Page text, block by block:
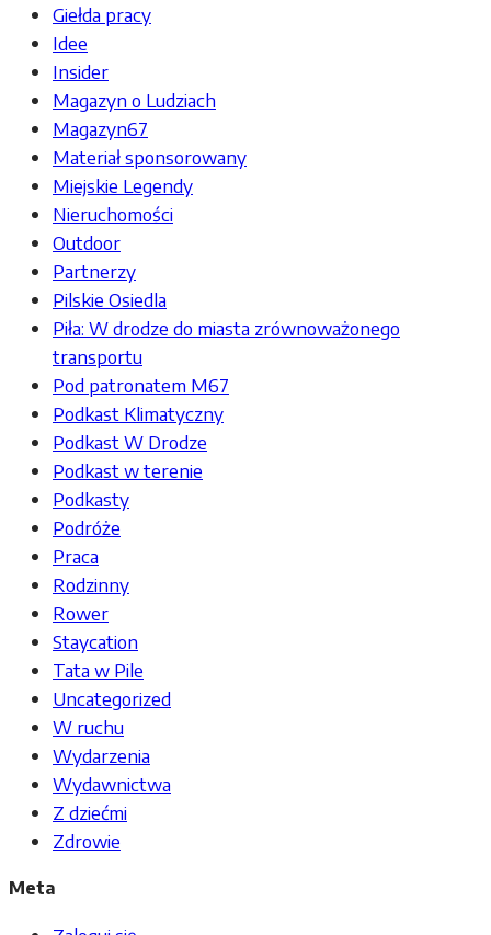
Giełda pracy
Idee
Insider
Magazyn o Ludziach
Magazyn67
Materiał sponsorowany
Miejskie Legendy
Nieruchomości
Outdoor
Partnerzy
Pilskie Osiedla
Piła: W drodze do miasta zrównoważonego
transportu
Pod patronatem M67
Podkast Klimatyczny
Podkast W Drodze
Podkast w terenie
Podkasty
Podróże
Praca
Rodzinny
Rower
Staycation
Tata w Pile
Uncategorized
W ruchu
Wydarzenia
Wydawnictwa
Z dziećmi
Zdrowie
Meta